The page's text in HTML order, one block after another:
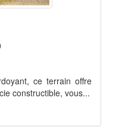
ce terrain offre
constructible, vous...